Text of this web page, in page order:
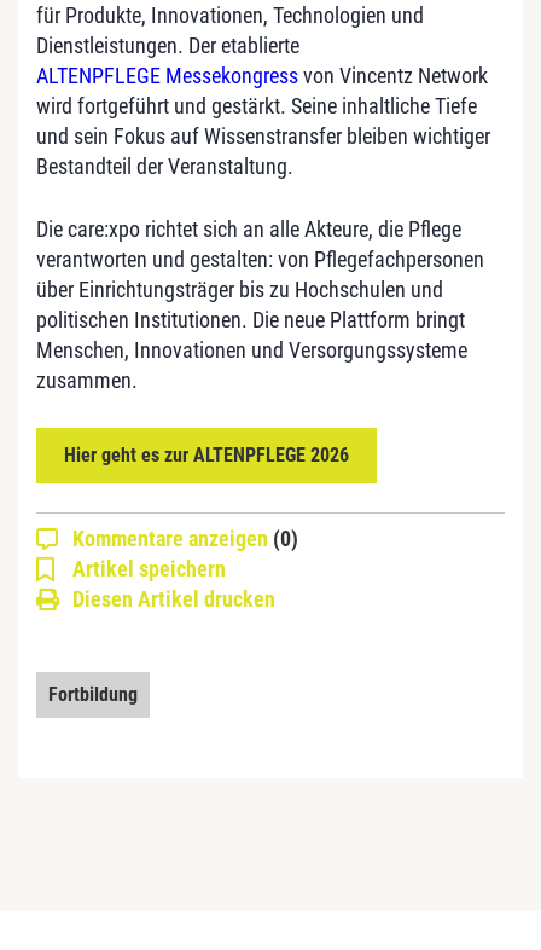
für Produkte, Innovationen, Technologien und
Dienstleistungen. Der etablierte
ALTENPFLEGE Messekongressvon Vincentz Network
wird fortgeführt und gestärkt. Seine inhaltliche Tiefe
und sein Fokus auf Wissenstransfer bleiben wichtiger
Bestandteil der Veranstaltung.
Die care:xpo richtet sich an alle Akteure, die Pflege
verantworten und gestalten: von Pflegefachpersonen
über Einrichtungsträger bis zu Hochschulen und
politischen Institutionen. Die neue Plattform bringt
Menschen, Innovationen und Versorgungssysteme
zusammen.
Hier geht es zur ALTENPFLEGE 2026
Kommentare anzeigen (0)
Artikel speichern
Diesen Artikel drucken
Fortbildung